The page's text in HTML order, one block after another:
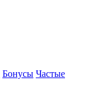
Бонусы Частые